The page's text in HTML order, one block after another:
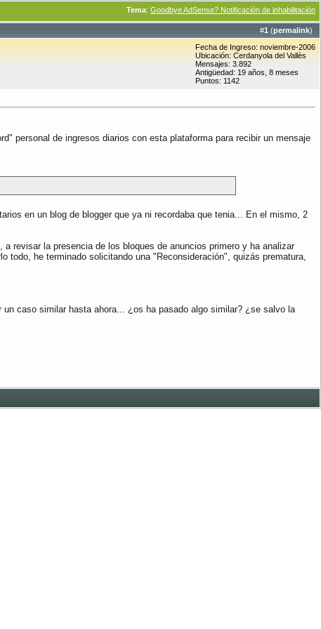
Tema: Goodbye AdSense? Notificación de inhabilitación
#1 (permalink)
Fecha de Ingreso: noviembre-2006
Ubicación: Cerdanyola del Vallès
Mensajes: 3.892
Antigüedad: 19 años, 8 meses
Puntos: 1142
personal de ingresos diarios con esta plataforma para recibir un mensaje
en un blog de blogger que ya ni recordaba que tenia... En el mismo, 2
revisar la presencia de los bloques de anuncios primero y ha analizar
todo, he terminado solicitando una "Reconsideración", quizás prematura,
caso similar hasta ahora... ¿os ha pasado algo similar? ¿se salvo la